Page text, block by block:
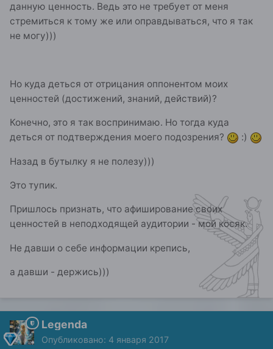
данную ценность. Ведь это не требует от меня
стремиться к тому же или оправдываться, что я так
не могу)))
Но куда деться от отрицания оппонентом моих
ценностей (достижений, знаний, действий)?
Конечно, это я так воспринимаю. Но тогда куда
деться от подтверждения моего подозрения?
:)
Назад в бутылку я не полезу)))
Это тупик.
Пришлось признать, что афиширование своих
ценностей в неподходящей аудитории - мой косяк.
Не давши о себе информации крепись,
а давши - держись)))
Legenda
Опубликовано: 4 января 2017